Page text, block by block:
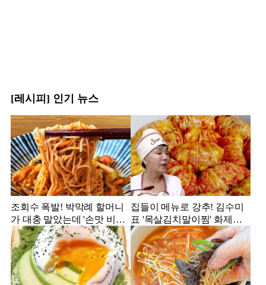
[레시피] 인기 뉴스
조회수 폭발! 박막례 할머니
가 대충 말았는데 '손맛 비빔
국수'
집들이 메뉴로 강추! 김수미
표 '목살김치말이찜' 화제의
레시피